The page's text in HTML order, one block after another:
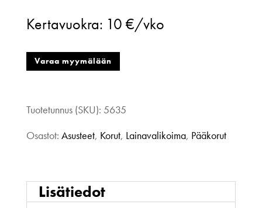
15,
rengas,
määrä
Kertavuokra: 10 €/vko
Varaa myymälään
Tuotetunnus (SKU): 5635
Osastot: Asusteet, Korut, Lainavalikoima, Pääkorut
Lisätiedot